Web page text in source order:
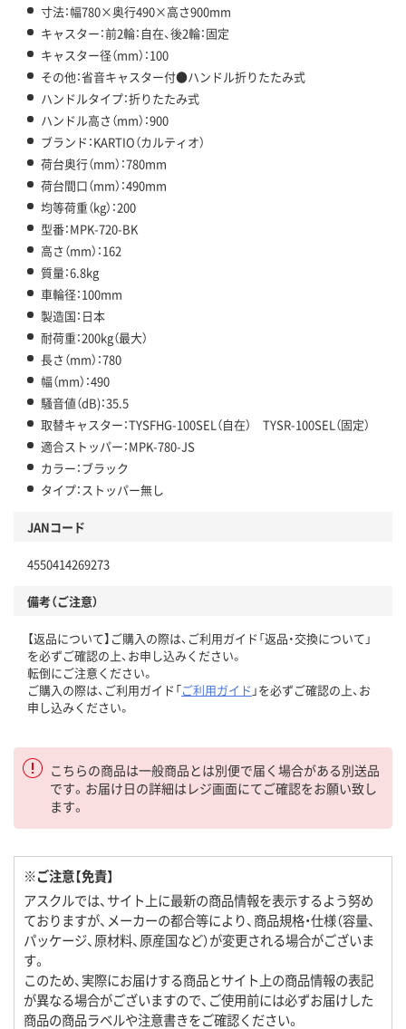
寸法：幅780×奥行490×高さ900mm
キャスター：前2輪：自在、後2輪：固定
キャスター径（mm）：100
その他：省音キャスター付●ハンドル折りたたみ式
ハンドルタイプ：折りたたみ式
ハンドル高さ（mm）：900
ブランド：KARTIO（カルティオ）
荷台奥行（mm）：780mm
荷台間口（mm）：490mm
均等荷重（kg）：200
型番：MPK-720-BK
高さ（mm）：162
質量：6.8kg
車輪径：100mm
製造国：日本
耐荷重：200kg（最大）
長さ（mm）：780
幅（mm）：490
騒音値（dB)：35.5
取替キャスター：TYSFHG-100SEL（自在） TYSR-100SEL（固定）
適合ストッパー：MPK-780-JS
カラー：ブラック
タイプ：ストッパー無し
JANコード
4550414269273
備考（ご注意）
【返品について】ご購入の際は、ご利用ガイド「返品・交換について」
を必ずご確認の上、お申し込みください。
転倒にご注意ください。
ご購入の際は、ご利用ガイド「ご利用ガイド 」を必ずご確認の上、お
申し込みください。
こちらの商品は一般商品とは別便で届く場合がある別送品
です。お届け日の詳細はレジ画面にてご確認をお願い致し
ます。
※ご注意【免責】
アスクルでは、サイト上に最新の商品情報を表示するよう努め
ておりますが、メーカーの都合等により、商品規格・仕様（容量、
パッケージ、原材料、原産国など）が変更される場合がございま
す。
このため、実際にお届けする商品とサイト上の商品情報の表記
が異なる場合がございますので、ご使用前には必ずお届けした
商品の商品ラベルや注意書きをご確認ください。